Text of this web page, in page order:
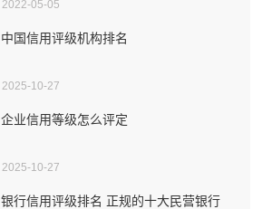
2022-05-05
中国信用评级机构排名
2025-10-27
企业信用等级怎么评定
2025-10-27
银行信用评级排名 正规的十大民营银行